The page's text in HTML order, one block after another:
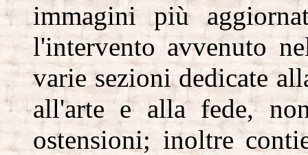
immagini più
l'intervento avvenuto
varie sezioni dedicate
all'arte e alla fede,
ostensioni; inoltre